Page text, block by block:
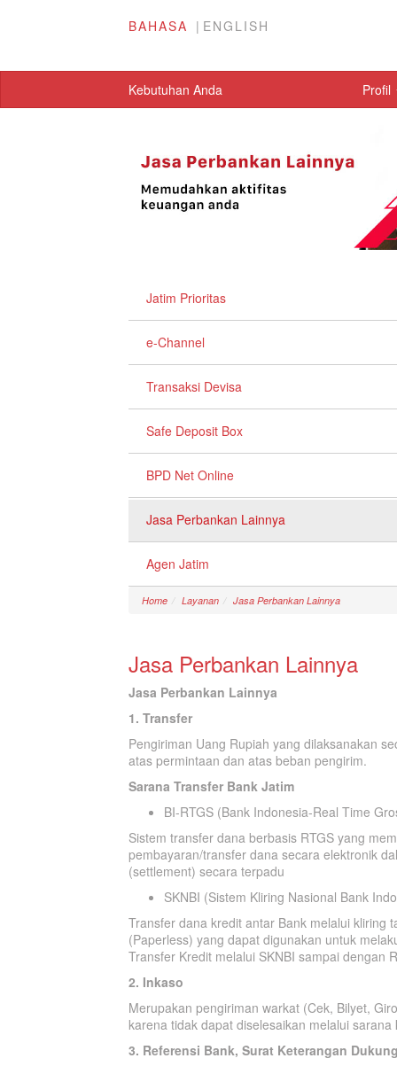
BAHASA ENGLISH
Kebutuhan Anda Profil
Jatim Prioritas
e-Channel
Transaksi Devisa
Safe Deposit Box
BPD Net Online
Jasa Perbankan Lainnya
Agen Jatim
Home Layanan Jasa Perbankan Lainnya
Jasa Perbankan Lainnya
Jasa Perbankan Lainnya
1. Transfer
Pengiriman Uang Rupiah yang dilaksanakan
atas permintaan dan atas beban pengirim.
Sarana Transfer Bank Jatim
BI-RTGS (Bank Indonesia-Real Time
Sistem transfer dana berbasis RTGS yang
pembayaran/transfer dana secara elektronik
(settlement) secara terpadu
SKNBI (Sistem Kliring Nasional Bank
Transfer dana kredit antar Bank melalui kliring
(Paperless) yang dapat digunakan untuk
Transfer Kredit melalui SKNBI sampai
2. Inkaso
Merupakan pengiriman warkat (Cek, Bilyet,
karena tidak dapat diselesaikan melalui
3. Referensi Bank, Surat Keterangan